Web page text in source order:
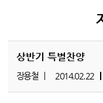
상반기 특별찬양
장용철 2014.02.22